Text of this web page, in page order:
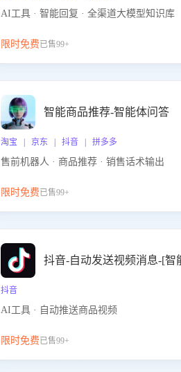
AI工具 · 智能回复 · 全渠道大模型知识库
限时免费已售99+
智能商品推荐-智能体问答
淘宝 | 京东 | 抖音 | 拼多多
售前机器人 · 商品推荐 · 销售话术输出
限时免费已售99+
抖音
AI工具 · 自动推送商品视频
限时免费已售99+